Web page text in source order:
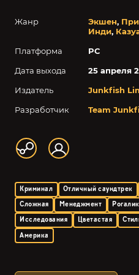
Жанр Экшен,
Инди,
Платформа
PC
Дата выхода
25 апреля
Издатель
Junkfish
Разработчик
Team
Криминал Отличный саундтрек
Сложная
Менеджмент Рогалик
Исследования
Цветастая
Америка